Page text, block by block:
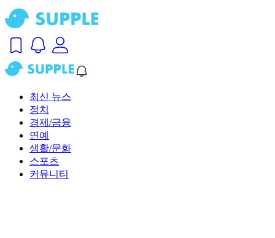
최신 뉴스
정치
경제/금융
연예
생활/문화
스포츠
커뮤니티